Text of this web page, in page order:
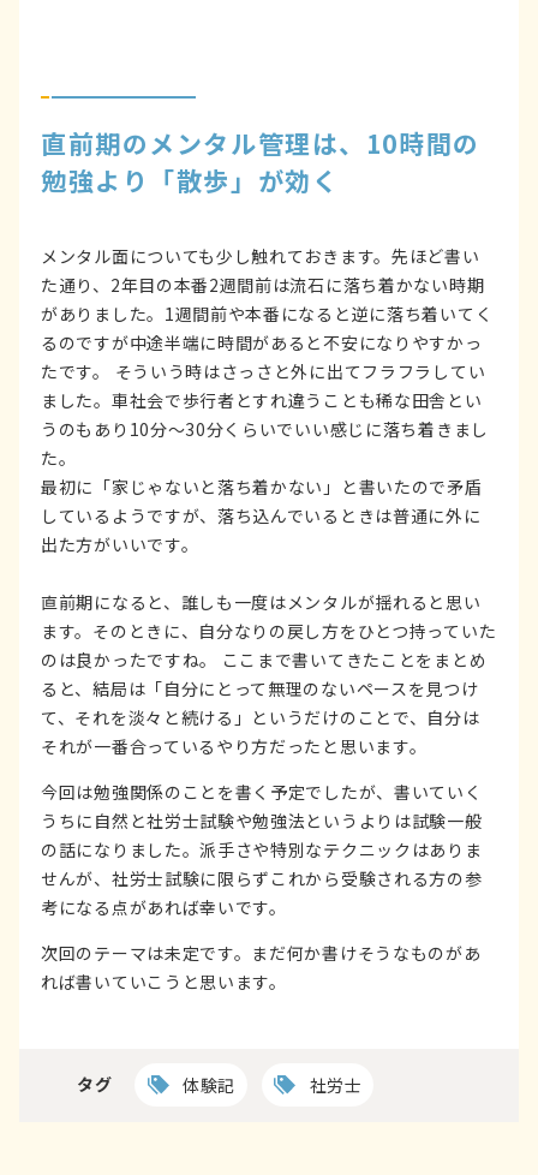
直前期のメンタル管理は、10時間の
勉強より「散歩」が効く
メンタル面についても少し触れておきます。先ほど書い
た通り、2年目の本番2週間前は流石に落ち着かない時期
がありました。1週間前や本番になると逆に落ち着いてく
るのですが中途半端に時間があると不安になりやすかっ
たです。 そういう時はさっさと外に出てフラフラしてい
ました。車社会で歩行者とすれ違うことも稀な田舎とい
うのもあり10分～30分くらいでいい感じに落ち着きまし
た。
最初に「家じゃないと落ち着かない」と書いたので矛盾
しているようですが、落ち込んでいるときは普通に外に
出た方がいいです。
直前期になると、誰しも一度はメンタルが揺れると思い
ます。そのときに、自分なりの戻し方をひとつ持っていた
のは良かったですね。 ここまで書いてきたことをまとめ
ると、結局は「自分にとって無理のないペースを見つけ
て、それを淡々と続ける」というだけのことで、自分は
それが一番合っているやり方だったと思います。
今回は勉強関係のことを書く予定でしたが、書いていく
うちに自然と社労士試験や勉強法というよりは試験一般
の話になりました。派手さや特別なテクニックはありま
せんが、社労士試験に限らずこれから受験される方の参
考になる点があれば幸いです。
次回のテーマは未定です。まだ何か書けそうなものがあ
れば書いていこうと思います。
タグ 体験記 社労士